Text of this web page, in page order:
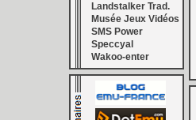
Landstalker Trad.
Musée Jeux Vidéos
SMS Power
Speccyal
Wakoo-enter